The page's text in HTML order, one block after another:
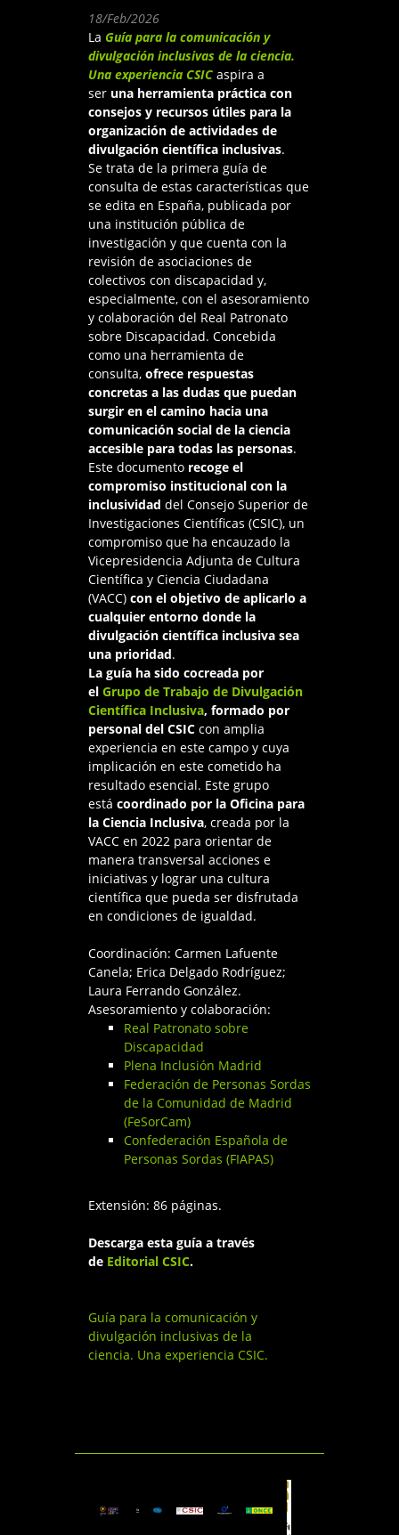
18/Feb/2026
La Guía para la comunicación y
divulgación inclusivas de la ciencia.
Una experiencia CSIC aspira a
ser una herramienta práctica con
consejos y recursos útiles para la
organización de actividades de
divulgación científica inclusivas.
Se trata de la primera guía de
consulta de estas características que
se edita en España, publicada por
una institución pública de
investigación y que cuenta con la
revisión de asociaciones de
colectivos con discapacidad y,
especialmente, con el asesoramiento
y colaboración del Real Patronato
sobre Discapacidad. Concebida
como una herramienta de
consulta, ofrece respuestas
concretas a las dudas que puedan
surgir en el camino hacia una
comunicación social de la ciencia
accesible para todas las personas.
Este documento recoge el
compromiso institucional con la
inclusividad del Consejo Superior de
Investigaciones Científicas (CSIC), un
compromiso que ha encauzado la
Vicepresidencia Adjunta de Cultura
Científica y Ciencia Ciudadana
(VACC) con el objetivo de aplicarlo a
cualquier entorno donde la
divulgación científica inclusiva sea
una prioridad.
La guía ha sido cocreada por
el Grupo de Trabajo de Divulgación
Científica Inclusiva, formado por
personal del CSIC con amplia
experiencia en este campo y cuya
implicación en este cometido ha
resultado esencial. Este grupo
está coordinado por la Oficina para
la Ciencia Inclusiva, creada por la
VACC en 2022 para orientar de
manera transversal acciones e
iniciativas y lograr una cultura
científica que pueda ser disfrutada
en condiciones de igualdad.
Coordinación: Carmen Lafuente
Canela; Erica Delgado Rodríguez;
Laura Ferrando González.
Asesoramiento y colaboración:
Real Patronato sobre
Discapacidad
Plena Inclusión Madrid
Federación de Personas Sordas
de la Comunidad de Madrid
(FeSorCam)
Confederación Española de
Personas Sordas (FIAPAS)
Extensión: 86 páginas.
Descarga esta guía a través
de Editorial CSIC.
Guía para la comunicación y
divulgación inclusivas de la
ciencia. Una experiencia CSIC.